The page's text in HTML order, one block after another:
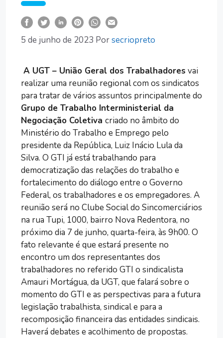
5 de junho de 2023 Porsecriopreto
A UGT – União Geral dos Trabalhadores vai
realizar uma reunião regional com os sindicatos
para tratar de vários assuntos principalmente do
Grupo de Trabalho Interministerial da
Negociação Coletiva criado no âmbito do
Ministério do Trabalho e Emprego pelo
presidente da República, Luiz Inácio Lula da
Silva. O GTI já está trabalhando para
democratização das relações do trabalho e
fortalecimento do diálogo entre o Governo
Federal, os trabalhadores e os empregadores. A
reunião será no Clube Social do Sincomerciários
na rua Tupi, 1000, bairro Nova Redentora, no
próximo dia 7 de junho, quarta-feira, às 9h00. O
fato relevante é que estará presente no
encontro um dos representantes dos
trabalhadores no referido GTI o sindicalista
Amauri Mortágua, da UGT, que falará sobre o
momento do GTI e as perspectivas para a futura
legislação trabalhista, sindical e para a
recomposição financeira das entidades sindicais.
Haverá debates e acolhimento de propostas.